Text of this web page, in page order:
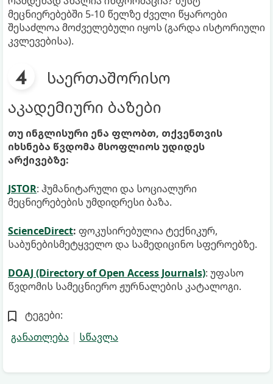
მეცნიერებებში 5-10 წელზე ძველი წყაროები
შესაძლოა მოძველებული იყოს (გარდა ისტორიული
კვლევებისა).
საერთაშორისო
აკადემიური ბაზები
თუ ინგლისური ენა ფლობთ, თქვენთვის
იხსნება წვდომა მსოფლიოს უდიდეს
არქივებზე:
JSTOR: ჰუმანიტარული და სოციალური
მეცნიერებების უმდიდრესი ბაზა.
ScienceDirect: ფოკუსირებულია ტექნიკურ,
საბუნებისმეტყველო და სამედიცინო სფეროებზე.
DOAJ (Directory of Open Access Journals): უფასო
წვდომის სამეცნიერო ჟურნალების კატალოგი.
ტეგები:
განათლება
სწავლა